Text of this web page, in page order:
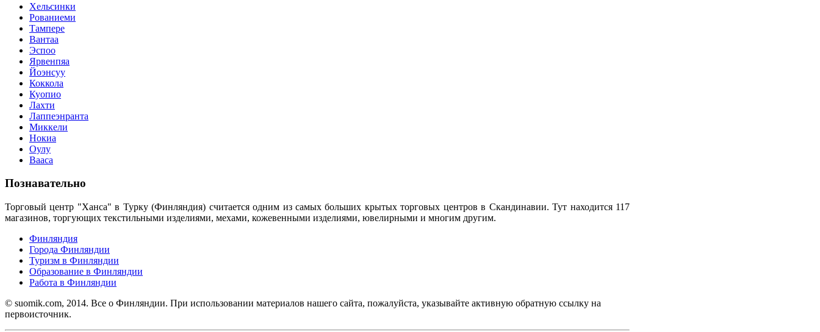
Хельсинки
Рованиеми
Тампере
Вантаа
Эспоо
Ярвенпяа
Йоэнсуу
Коккола
Куопио
Лахти
Лаппеэнранта
Миккели
Нокиа
Оулу
Вааса
Познавательно
Торговый центр "Ханса" в Турку (Финляндия) считается одним из самых больших крытых торговых центров в Скандинавии. Тут находится 117
магазинов, торгующих текстильными изделиями, мехами, кожевенными изделиями, ювелирными и многим другим.
Финляндия
Города Финляндии
Туризм в Финляндии
Образование в Финляндии
Работа в Финляндии
© suomik.com, 2014. Все о Финляндии. При использовании материалов нашего сайта, пожалуйста, указывайте активную обратную ссылку на
первоисточник.